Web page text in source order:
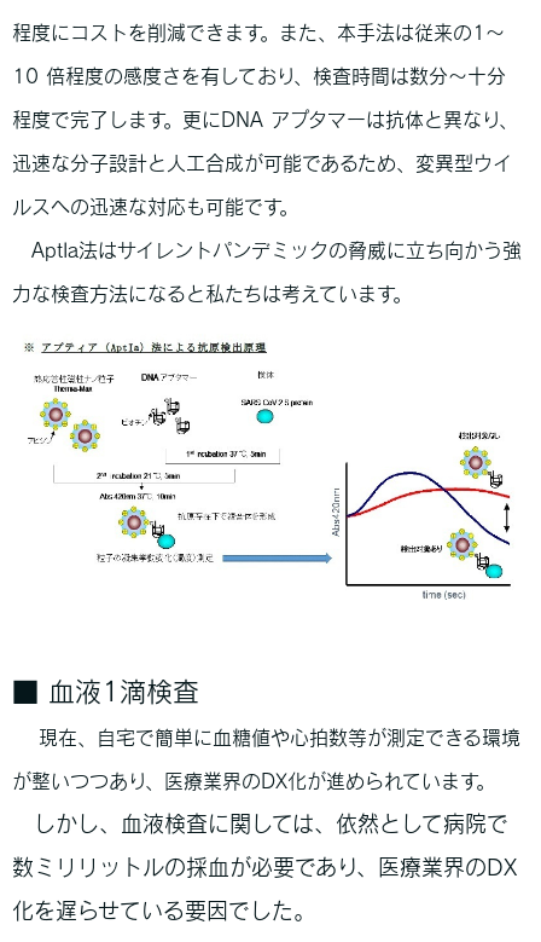
程度にコストを削減できます。また、本手法は従来の1～
10 倍程度の感度さを有しており、検査時間は数分～十分
程度で完了します。更にDNA アプタマーは抗体と異なり、
迅速な分子設計と人工合成が可能であるため、変異型ウイ
ルスへの迅速な対応も可能です。
AptIa法はサイレントパンデミックの脅威に立ち向かう強
力な検査方法になると私たちは考えています。
■ 血液1滴検査
現在、自宅で簡単に血糖値や心拍数等が測定できる環境
が整いつつあり、医療業界のDX化が進められています。
しかし、血液検査に関しては、依然として病院で
数ミリリットルの採血が必要であり、医療業界のDX
化を遅らせている要因でした。